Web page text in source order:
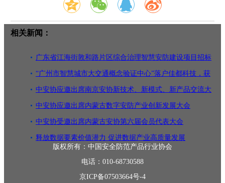
相关新闻：
广东省江海街敦和路片区综合治理智慧安防建设项目招标
“广州市智慧城市大交通概念验证中心”落户佳都科技，获
广州市科
中安协应邀出席南京安协新技术、新模式、新产品交流大
会
中安协应邀出席内蒙古数字安防产业创新发展大会
中安协受邀出席内蒙古安协第六届会员代表大会
释放数据要素价值潜力 促进数据产业高质量发展
版权所有：中国安全防范产品行业协会
电话：010-68730588
京ICP备07503664号-4